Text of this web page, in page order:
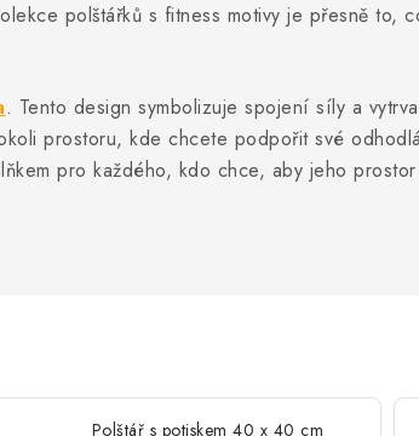
polštářků s fitness motivy je přesně to,
. Tento design symbolizuje spojení síly a
prostoru, kde chcete podpořit své
pro každého, kdo chce, aby jeho
Polštář s potiskem 40 x 40 cm